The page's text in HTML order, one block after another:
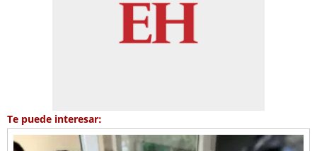
Te puede interesar: